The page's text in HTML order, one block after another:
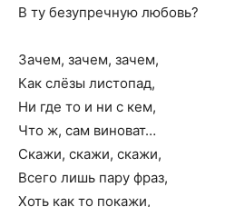
В ту безупречную любовь?
Зачем, зачем, зачем,
Как слёзы листопад,
Ни где то и ни с кем,
Что ж, сам виноват…
Скажи, скажи, скажи,
Всего лишь пару фраз,
Хоть как то покажи,